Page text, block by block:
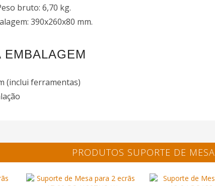
bruto: 6,70 kg.
390x260x80 mm.
EMBALAGEM
(inclui ferramentas)
PRODUTOS SUPORTE DE MESA